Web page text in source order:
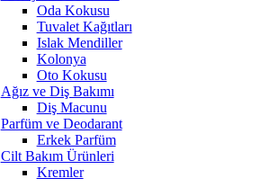
Oda Kokusu
Tuvalet Kağıtları
Islak Mendiller
Kolonya
Oto Kokusu
Ağız ve Diş Bakımı
Diş Macunu
Parfüm ve Deodarant
Erkek Parfüm
Cilt Bakım Ürünleri
Kremler